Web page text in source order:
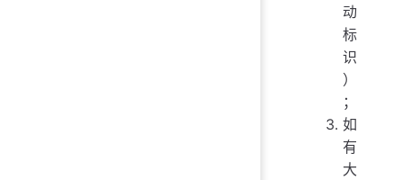
动
标
识
）
；
如
有
大